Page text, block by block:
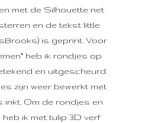
met de Silhouette net
en de tekst little
is geprint. Voor
heb ik rondjes op
en uitgescheurd.
zijn weer bewerkt met
inkt. Om de rondjes en
ik met tulip 3D verf